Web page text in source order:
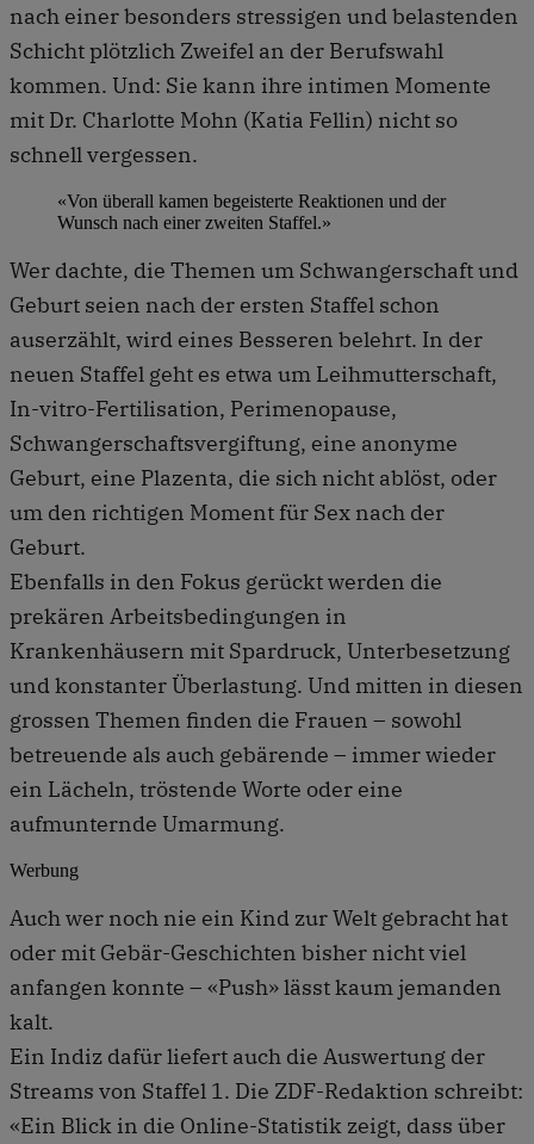
nach einer besonders stressigen und belastenden
Schicht plötzlich Zweifel an der Berufswahl
kommen. Und: Sie kann ihre intimen Momente
mit Dr. Charlotte Mohn (Katia Fellin) nicht so
schnell vergessen.
«Von überall kamen begeisterte Reaktionen und der
Wunsch nach einer zweiten Staffel.»
Wer dachte, die Themen um Schwangerschaft und
Geburt seien nach der ersten Staffel schon
auserzählt, wird eines Besseren belehrt. In der
neuen Staffel geht es etwa um Leihmutterschaft,
In-vitro-Fertilisation, Perimenopause,
Schwangerschaftsvergiftung, eine anonyme
Geburt, eine Plazenta, die sich nicht ablöst, oder
um den rich­tigen Moment für Sex nach der
Geburt.
Ebenfalls in den Fokus gerückt werden die
prekären Arbeitsbedingungen in
Krankenhäusern mit Spardruck, Unterbesetzung
und konstanter Überlastung. Und mitten in diesen
grossen Themen finden die Frauen – sowohl
betreuende als auch gebärende – immer wieder
ein Lächeln, tröstende Worte oder eine
aufmunternde Umarmung.
Werbung
Auch wer noch nie ein Kind zur Welt gebracht hat
oder mit Gebär-Geschichten bisher nicht viel
anfangen konnte – «Push» lässt kaum jemanden
kalt.
Ein Indiz dafür liefert auch die Auswertung der
Streams von Staffel 1. Die ZDF-Redaktion schreibt:
«Ein Blick in die Online-Statistik zeigt, dass über